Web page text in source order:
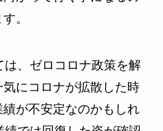
。
、ゼロコロナ政策を解
にコロナが拡散した時
が不安定なのかもしれ